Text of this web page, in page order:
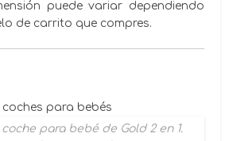
puede variar dependiendo
de carrito que compres.
para bebé de Gold2 en 1.